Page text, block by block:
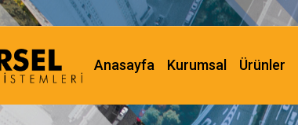
Anasayfa Kurumsal Ürünler